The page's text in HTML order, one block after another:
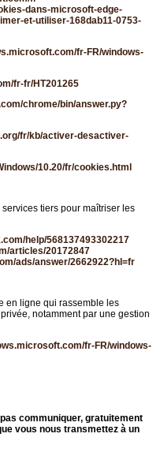
dans-microsoft-edge-
et-utiliser-168dab11-0753-
fr-FR/windows-
fr-fr/HT201265
chrome/bin/answer.py?
fr/kb/activer-desactiver-
10.20/fr/cookies.html
tiers pour maîtriser les
help/568137493302217
articles/20172847
ads/answer/2662922?hl=fr
en ligne qui rassemble les
notamment par une gestion
fr-FR/windows-
communiquer, gratuitement
vous nous transmettez à un